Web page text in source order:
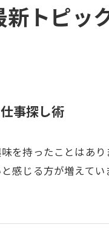
トピッ
事探し術
を持ったことはあ
感じる方が増えて